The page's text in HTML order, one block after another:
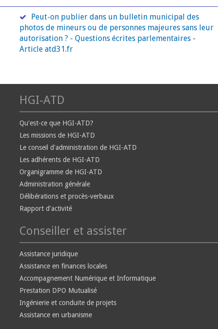
Peut-on publier dans un bulletin municipal des
photos de mineurs ou de personnes majeures sans leur
autorisation ? - Questions écrites parlementaires -
Article atd31.fr
HGI-ATD
Qu'est-ce que HGI-ATD?
Les missions de HGI-ATD
Le conseil d'administration de HGI-ATD
Les adhérents de HGI-ATD
Organigramme de HGI-ATD
Administration générale
Délibérations et procès-verbaux
Rapport d'activité
Conseiller et assister
Assistance juridique
Assistance en finances locales
Accompagnement Numérique et Informatique
Prestation DPO Mutualisé
Ingénierie et conduite de projets
Assistance en urbanisme